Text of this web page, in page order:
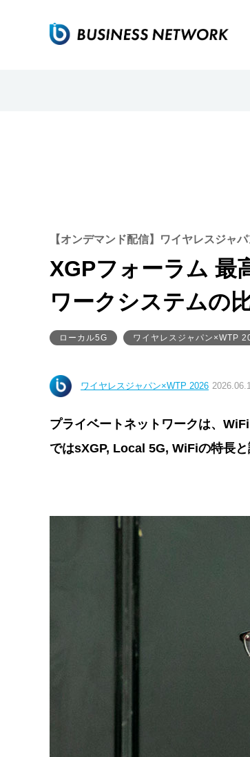
【オンデマンド配信】ワイヤレスジャ
XGPフォーラム 最
ワークシステムの
ローカル5G ワイヤレスジャパン×WTP
ワイヤレスジャパン×WTP 2026
プライベートネットワークは、
ではsXGP, Local 5G, WiFiの特長